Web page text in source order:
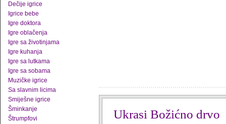
Dečije igrice
Igrice bebe
Igre doktora
Igre oblačenja
Igre sa životinjama
Igre kuhanja
Igre sa lutkama
Igre sa sobama
Muzičke igrice
Sa slavnim licima
Smiješne igrice
Šminkanje
Štrumpfovi
Ukrasi Božićno drvo